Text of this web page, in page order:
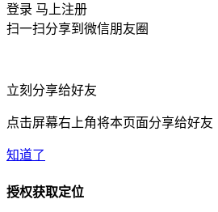
登录 马上注册
扫一扫分享到微信朋友圈
立刻分享给好友
点击屏幕右上角将本页面分享给好友
知道了
授权获取定位